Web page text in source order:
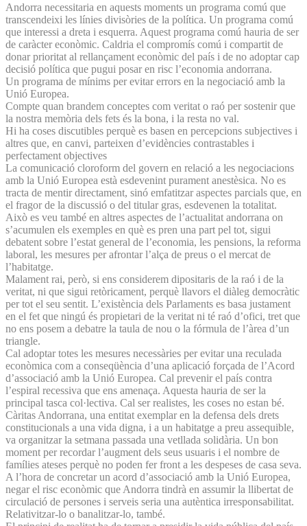
Andorra necessitaria en aquests moments un programa comú que
transcendeixi les línies divisòries de la política. Un programa comú
que interessi a dreta i esquerra. Aquest programa comú hauria de ser
de caràcter econòmic. Caldria el compromís comú i compartit de
donar prioritat al rellançament econòmic del país i de no adoptar cap
decisió política que pugui posar en risc l’economia andorrana.
Un programa de mínims per evitar errors en la negociació amb la
Unió Europea.
Compte quan brandem conceptes com veritat o raó per sostenir que
la nostra memòria dels fets és la bona, i la resta no val.
Hi ha coses discutibles perquè es basen en percepcions subjectives i
altres que, en canvi, parteixen d’evidències contrastables i
perfectament objectives
La comunicació cloroform del govern en relació a les negociacions
amb la Unió Europea està esdevenint purament anestèsica. No es
tracta de mentir directament, sinó emfatitzar aspectes parcials que, en
el fragor de la discussió o del titular gras, esdevenen la totalitat.
Això es veu també en altres aspectes de l’actualitat andorrana on
s’acumulen els exemples en què es pren una part pel tot, sigui
debatent sobre l’estat general de l’economia, les pensions, la reforma
laboral, les mesures per afrontar l’alça de preus o el mercat de
l’habitatge.
Malament rai, però, si ens considerem dipositaris de la raó i de la
veritat, ni que sigui retòricament, perquè llavors el diàleg democràtic
per tot el seu sentit. L’existència dels Parlaments es basa justament
en el fet que ningú és propietari de la veritat ni té raó d’ofici, tret que
no ens posem a debatre la taula de nou o la fórmula de l’àrea d’un
triangle.
Cal adoptar totes les mesures necessàries per evitar una reculada
econòmica com a conseqüència d’una aplicació forçada de l’Acord
d’associació amb la Unió Europea. Cal prevenir el país contra
l’espiral recessiva que ens amenaça. Aquesta hauria de ser la
principal tasca col·lectiva. Cal ser realistes, les coses no estan bé.
Càritas Andorrana, una entitat exemplar en la defensa dels drets
constitucionals a una vida digna, i a un habitatge a preu assequible,
va organitzar la setmana passada una vetllada solidària. Un bon
moment per recordar l’augment dels seus usuaris i el nombre de
famílies ateses perquè no poden fer front a les despeses de casa seva.
A l’hora de concretar un acord d’associació amb la Unió Europea,
negar el risc econòmic que Andorra tindrà en assumir la llibertat de
circulació de persones i serveis seria una autèntica irresponsabilitat.
Relativitzar-lo o banalitzar-lo, també.